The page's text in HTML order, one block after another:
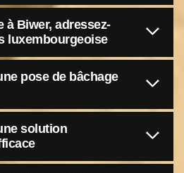
à Biwer, adressez-
luxembourgeoise
pose de bâchage
solution